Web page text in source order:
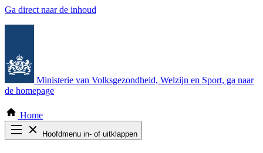
Ga direct naar de inhoud
Ministerie van Volksgezondheid, Welzijn en Sport, ga naar
de homepage
Home
Hoofdmenu in- of uitklappen